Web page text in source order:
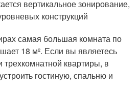
вертикальное зонирование,
конструкций
самая большая комната по
18 м². Если вы являетесь
трехкомнатной квартиры, в
гостиную, спальню и